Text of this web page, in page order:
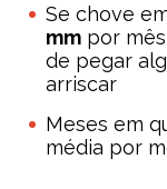
Se chove
mmpor mês
de pegar
arriscar
Meses em
média por